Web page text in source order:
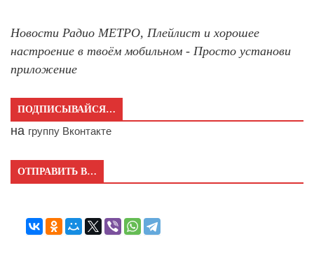
Новости Радио МЕТРО, Плейлист и хорошее
настроение в твоём мобильном - Просто установи
приложение
ПОДПИСЫВАЙСЯ…
на группу Вконтакте
ОТПРАВИТЬ В…